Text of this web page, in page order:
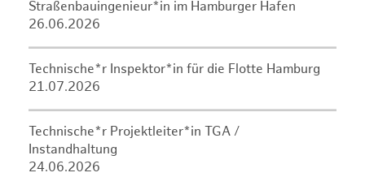
Straßenbauingenieur*in im Hamburger Hafen
26.06.2026
Technische*r Inspektor*in für die Flotte Hamburg
21.07.2026
Technische*r Projektleiter*in TGA /
Instandhaltung
24.06.2026